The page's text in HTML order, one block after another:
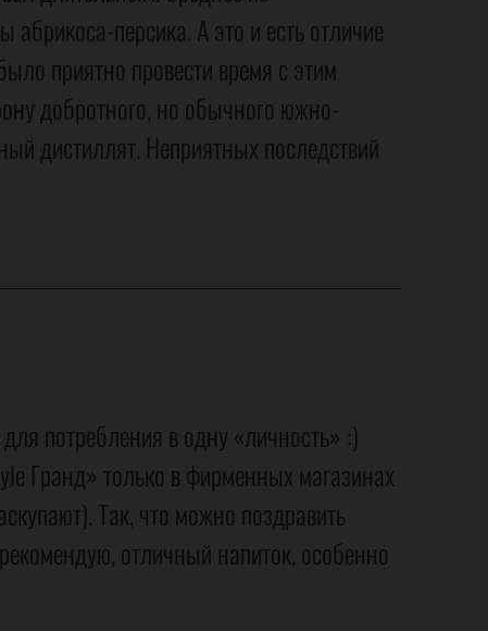
персика. А это и есть отличие
приятно провести время с этим
добротного, но обычного южно-
дистиллят. Неприятных последствий
потребления в одну «личность» :)
Гранд» только в фирменных магазинах
Так, что можно поздравить
отличный напиток, особенно